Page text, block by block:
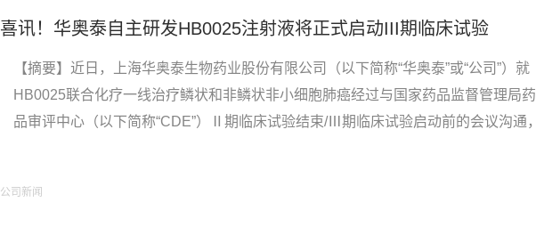
喜讯！华奥泰自主研发HB0025注射液将正式启动III期临床试验
【摘要】近日，上海华奥泰生物药业股份有限公司（以下简称“华奥泰”或“公司”）就
HB0025联合化疗一线治疗鳞状和非鳞状非小细胞肺癌经过与国家药品监督管理局药
品审评中心（以下简称“CDE”）Ⅱ期临床试验结束/Ⅲ期临床试验启动前的会议沟通，
公司新闻